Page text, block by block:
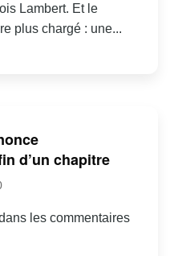
Lambert. Et le
plus chargé : une...
d’un chapitre
les commentaires